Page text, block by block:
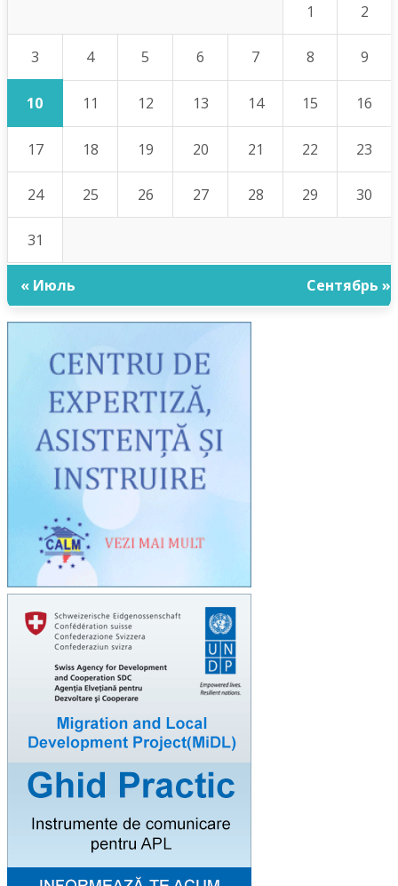
1 2
3 4 5 6 7 8 9
10 11 12 13 14 15 16
17 18 19 20 21 22 23
24 25 26 27 28 29 30
31
« Июль Сентябрь »